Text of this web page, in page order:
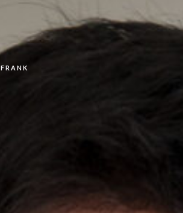
Gestion, j’aspire à apporter une dose
d’enthousiasme dans vos projets!
FRANK